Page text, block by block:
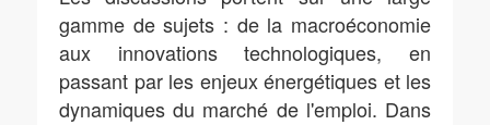
gamme de sujets : de la macroéconomie
aux innovations technologiques, en
passant par les enjeux énergétiques et les
dynamiques du marché de l'emploi. Dans